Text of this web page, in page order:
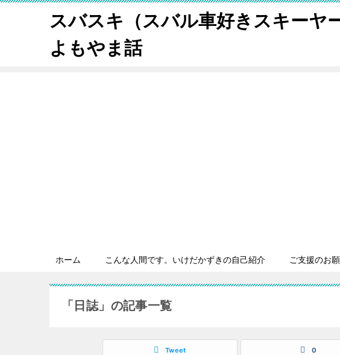
スバスキ（スバル車好きスキーヤ
よもやま話
ホーム こんな人間です。いけだかずきの自己紹介 ご支援のお
「日誌」の記事一覧
Tweet 0